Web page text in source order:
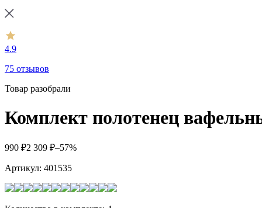
4.9
75 отзывов
Товар разобрали
Комплект полотенец
990 ₽2 309 ₽–57%
Артикул: 401535